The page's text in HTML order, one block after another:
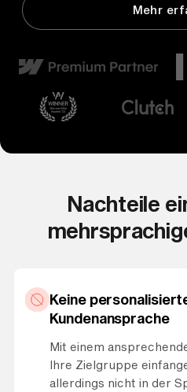
Mehr
Nachteile
Keine
Kundenansprache
Mit einem
Ihre Zielgruppe
allerdings nicht in der